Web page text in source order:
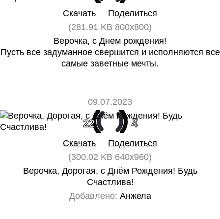
Скачать
Поделиться
(281.91 KB 800x800)
Верочка, с Днем рождения!
Пусть все задуманное свершится и исполняются все
самые заветные мечты.
09.07.2023
22 4
Скачать
Поделиться
(300.02 KB 640x960)
Верочка, Дорогая, с Днём Рождения! Будь
Счастлива!
Добавлено: Анжела